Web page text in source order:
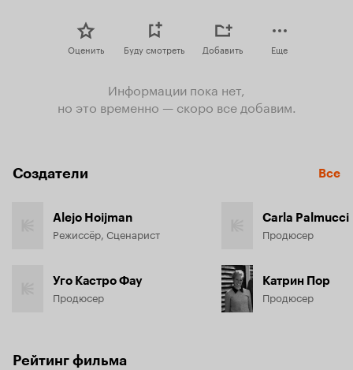
Оценить Буду смотреть Добавить Еще
Информации пока нет,
но это временно — скоро все добавим.
Создатели Все
Alejo Hoijman
Режиссёр, Сценарист
Уго Кастро Фау
Продюсер
Carla Palmucci
Продюсер
Катрин Пор
Продюсер
Рейтинг фильма